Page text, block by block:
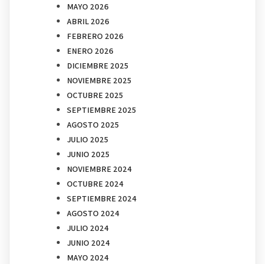
MAYO 2026
ABRIL 2026
FEBRERO 2026
ENERO 2026
DICIEMBRE 2025
NOVIEMBRE 2025
OCTUBRE 2025
SEPTIEMBRE 2025
AGOSTO 2025
JULIO 2025
JUNIO 2025
NOVIEMBRE 2024
OCTUBRE 2024
SEPTIEMBRE 2024
AGOSTO 2024
JULIO 2024
JUNIO 2024
MAYO 2024